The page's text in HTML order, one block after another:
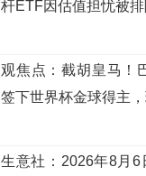
杆ETF因估值担忧被
观焦点：截胡皇马！
签下世界杯金球得主
生意社：2026年8月6